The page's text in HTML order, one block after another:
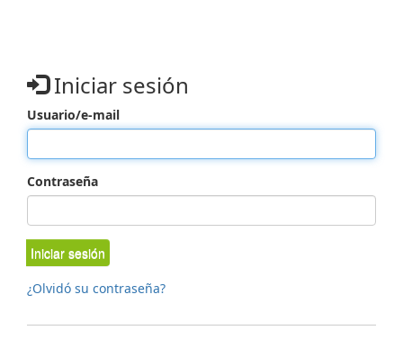
Iniciar sesión
Usuario/e-mail
Contraseña
Iniciar sesión
¿Olvidó su contraseña?